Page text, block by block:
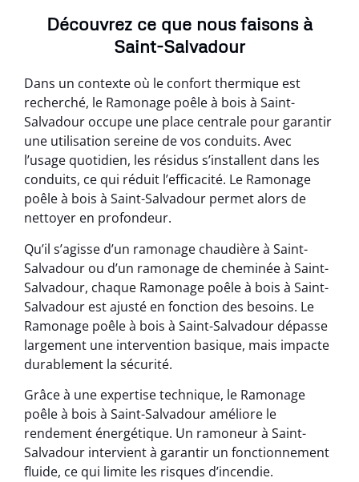
Découvrez ce que nous faisons à
Saint-Salvadour
Dans un contexte où le confort thermique est
recherché, le Ramonage poêle à bois à Saint-
Salvadour occupe une place centrale pour garantir
une utilisation sereine de vos conduits. Avec
l’usage quotidien, les résidus s’installent dans les
conduits, ce qui réduit l’efficacité. Le Ramonage
poêle à bois à Saint-Salvadour permet alors de
nettoyer en profondeur.
Qu’il s’agisse d’un ramonage chaudière à Saint-
Salvadour ou d’un ramonage de cheminée à Saint-
Salvadour, chaque Ramonage poêle à bois à Saint-
Salvadour est ajusté en fonction des besoins. Le
Ramonage poêle à bois à Saint-Salvadour dépasse
largement une intervention basique, mais impacte
durablement la sécurité.
Grâce à une expertise technique, le Ramonage
poêle à bois à Saint-Salvadour améliore le
rendement énergétique. Un ramoneur à Saint-
Salvadour intervient à garantir un fonctionnement
fluide, ce qui limite les risques d’incendie.